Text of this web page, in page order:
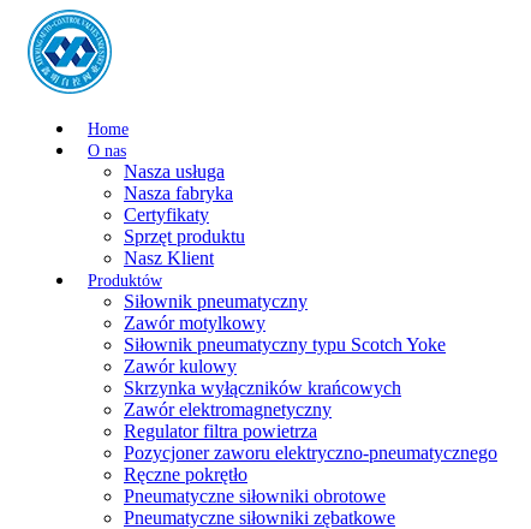
Home
O nas
Nasza usługa
Nasza fabryka
Certyfikaty
Sprzęt produktu
Nasz Klient
Produktów
Siłownik pneumatyczny
Zawór motylkowy
Siłownik pneumatyczny typu Scotch Yoke
Zawór kulowy
Skrzynka wyłączników krańcowych
Zawór elektromagnetyczny
Regulator filtra powietrza
Pozycjoner zaworu elektryczno-pneumatycznego
Ręczne pokrętło
Pneumatyczne siłowniki obrotowe
Pneumatyczne siłowniki zębatkowe